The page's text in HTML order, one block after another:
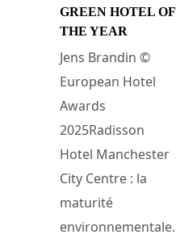
GREEN HOTEL OF
THE YEAR
Jens Brandin ©
European Hotel
Awards
2025Radisson
Hotel Manchester
City Centre : la
maturité
environnementale.